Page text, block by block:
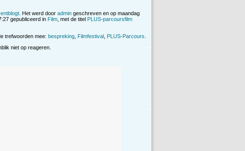
. Het werd door admin geschreven en op maandag
gepubliceerd in Film , met de titel PLUS-parcoursfilm
trefwoorden mee: bespreking Filmfestival PLUS-Parcours
niet op reageren.